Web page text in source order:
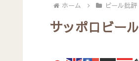
ホーム ビール批評
サッポロビー